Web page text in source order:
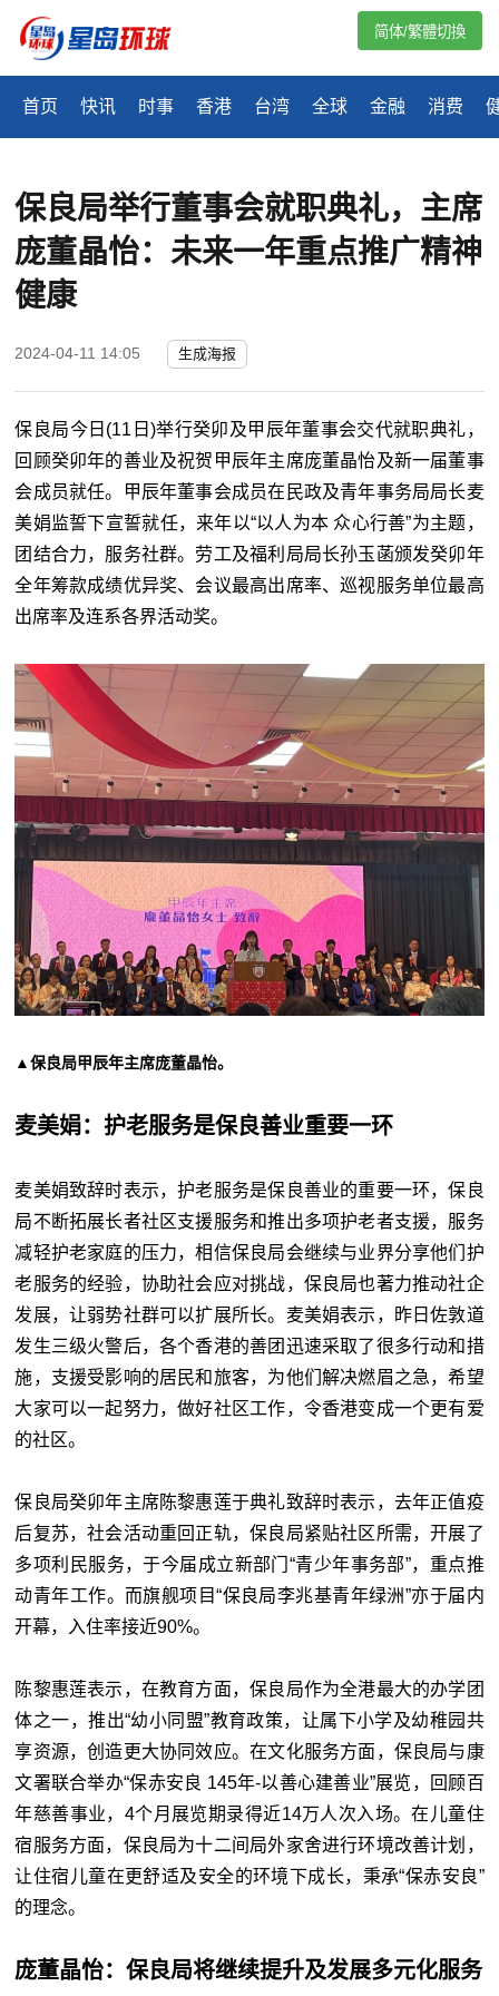
首页 快讯 时事 香港 台湾 全球 金融 消费
简体/繁體切換
保良局举行董事会就职典礼，主席
庞董晶怡：未来一年重点推广精神
健康
2024-04-11 14:05 生成海报
保良局今日(11日)举行癸卯及甲辰年董事会交代就职典礼，
回顾癸卯年的善业及祝贺甲辰年主席庞董晶怡及新一届董事
会成员就任。甲辰年董事会成员在民政及青年事务局局长麦
美娟监誓下宣誓就任，来年以“以人为本 众心行善”为主题，
团结合力，服务社群。劳工及福利局局长孙玉菡颁发癸卯年
全年筹款成绩优异奖、会议最高出席率、巡视服务单位最高
出席率及连系各界活动奖。
▲保良局甲辰年主席庞董晶怡。
麦美娟：护老服务是保良善业重要一环
麦美娟致辞时表示，护老服务是保良善业的重要一环，保良
局不断拓展长者社区支援服务和推出多项护老者支援，服务
减轻护老家庭的压力，相信保良局会继续与业界分享他们护
老服务的经验，协助社会应对挑战，保良局也著力推动社企
发展，让弱势社群可以扩展所长。麦美娟表示，昨日佐敦道
发生三级火警后，各个香港的善团迅速采取了很多行动和措
施，支援受影响的居民和旅客，为他们解决燃眉之急，希望
大家可以一起努力，做好社区工作，令香港变成一个更有爱
的社区。
保良局癸卯年主席陈黎惠莲于典礼致辞时表示，去年正值疫
后复苏，社会活动重回正轨，保良局紧贴社区所需，开展了
多项利民服务，于今届成立新部门“青少年事务部”，重点推
动青年工作。而旗舰项目“保良局李兆基青年绿洲”亦于届内
开幕，入住率接近90%。
陈黎惠莲表示，在教育方面，保良局作为全港最大的办学团
体之一，推出“幼小同盟”教育政策，让属下小学及幼稚园共
享资源，创造更大协同效应。在文化服务方面，保良局与康
文署联合举办“保赤安良 145年-以善心建善业”展览，回顾百
年慈善事业，4个月展览期录得近14万人次入场。在儿童住
宿服务方面，保良局为十二间局外家舍进行环境改善计划，
让住宿儿童在更舒适及安全的环境下成长，秉承“保赤安良”
的理念。
庞董晶怡：保良局将继续提升及发展多元化服务